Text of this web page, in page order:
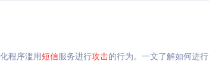
程序滥用短信服务进行攻击的行为。一文了解如何进行